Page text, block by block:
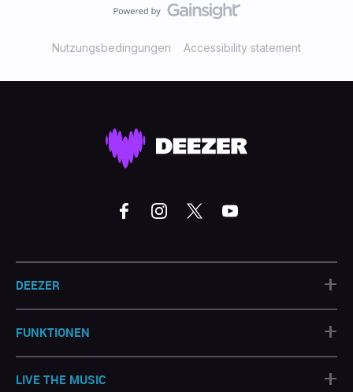
Nutzungsbedingungen Accessibility statement
DEEZER +
FUNKTIONEN +
LIVE THE MUSIC +